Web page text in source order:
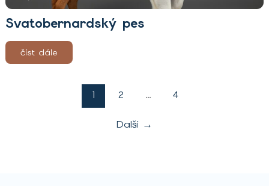
Svatobernardský pes
číst dále
1 2 … 4
Další →